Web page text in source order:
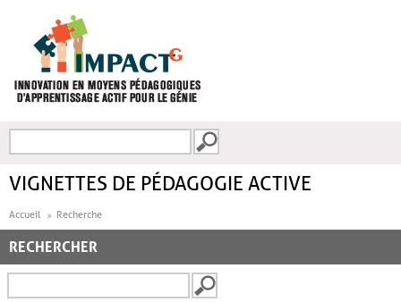
FORMULAIRE DE
VIGNETTES DE PÉDAGOGIE ACTIVE
Accueil Recherche
RECHERCHER